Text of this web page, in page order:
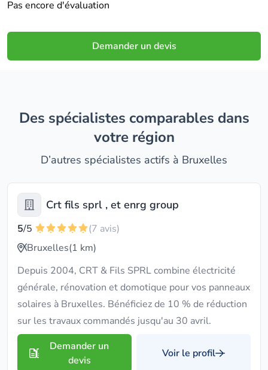
Pas encore d'évaluation
Demander un devis
Des spécialistes comparables dans
votre région
D’autres spécialistes actifs à Bruxelles
Crt fils sprl , et enrg group
5/5
(7 avis)
Bruxelles(1 km)
Depuis 2004, CRT & Fils SPRL combine électricité
générale, rénovation et domotique pour vos panneaux
solaires à Bruxelles. Bénéficiez de 10 % de réduction
sur les travaux commandés jusqu'au 30 avril.
Demander un
devis
Voir le profil